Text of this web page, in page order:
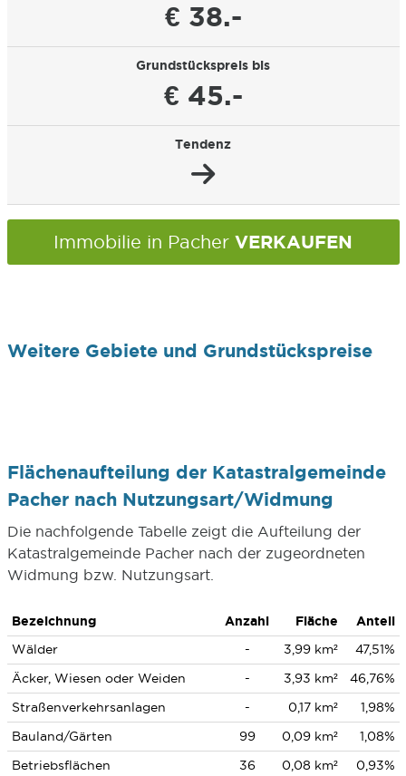
€ 38.-
Grundstückspreis bis
€ 45.-
Tendenz
Immobilie in Pacher VERKAUFEN
Weitere Gebiete und Grundstückspreise
Flächenaufteilung der Katastralgemeinde
Pacher nach Nutzungsart/Widmung
Die nachfolgende Tabelle zeigt die Aufteilung der
Katastralgemeinde Pacher nach der zugeordneten
Widmung bzw. Nutzungsart.
Bezeichnung Anzahl Fläche
Anteil
Wälder
- 3,99 km²
47,51%
Äcker, Wiesen oder Weiden
- 3,93 km²
46,76%
Straßenverkehrsanlagen
- 0,17 km²
1,98%
Bauland/Gärten
99 0,09 km²
1,08%
Betriebsflächen
36 0,08 km² 0,93%